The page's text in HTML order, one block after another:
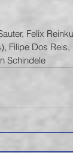
Felix
Filipe Dos
Schindele